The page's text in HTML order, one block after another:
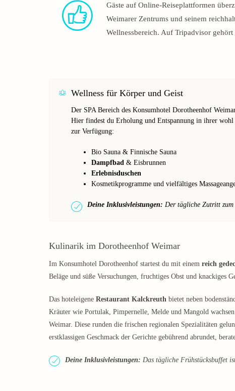
Gäste auf Online-Reiseplattformen
Weimarer Zentrums und seinem
Wellnessbereich. Auf Tripadvisor gehört
Wellness für Körper und Geist
Der SPA Bereich des Konsumhotel Dorotheenhof
Hier findest du Erholung und Entspannung in ihrer
zur Verfügung:
Bio Sauna & Finnische Sauna
Dampfbad & Eisbrunnen
Erlebnisduschen
Kosmetikprogramme und vielfältiges
Deine Inklusivleistungen: Der tägliche Zutritt zum
Kulinarik im Dorotheenhof Weimar
Im Konsumhotel Dorotheenhof startest du mit einem reich
Beläge und süße Versuchungen, fruchtiges Obst und knackiges
Das hoteleigene Restaurant Kalckreuth bietet neben
Kräuter wie Portulak, Pimpernelle, Melde und Mangold
Weimar. Diese runden die frischen regionalen Spezialitäten
erstklassigen Geschmack der Gerichte gebührend abrundet,
Deine Inklusivleistungen: Das tägliche Frühstücksbuffet